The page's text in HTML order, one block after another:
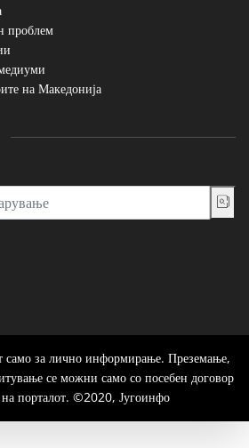
проблем
на Македонија
само за лично информирање. Преземање,
се можни само со посебен договор
на порталот. ©2020, Југоинфо